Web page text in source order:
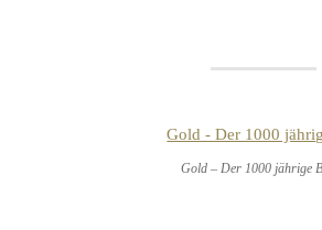
Gold – Der 1000 jährige